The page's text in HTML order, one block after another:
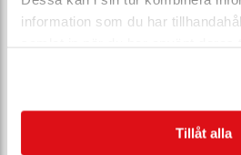
information som du har
Tillåt alla